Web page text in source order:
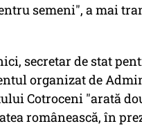
semeni", a mai
secretar de stat
organizat de
Cotroceni "arată
românească, în